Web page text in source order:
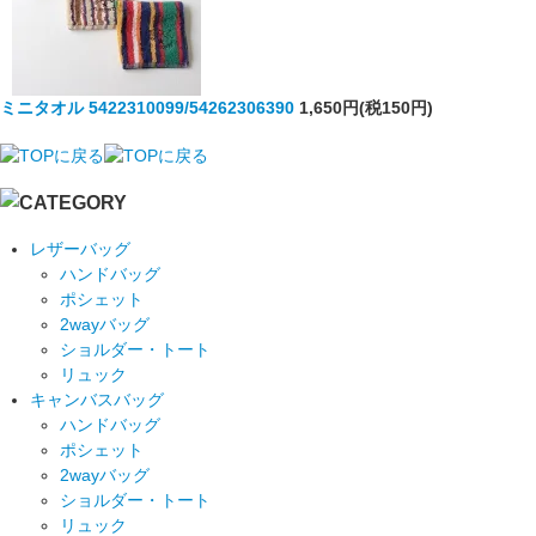
ミニタオル 5422310099/54262306390 1,650円(税150円)
レザーバッグ
ハンドバッグ
ポシェット
2wayバッグ
ショルダー・トート
リュック
キャンバスバッグ
ハンドバッグ
ポシェット
2wayバッグ
ショルダー・トート
リュック